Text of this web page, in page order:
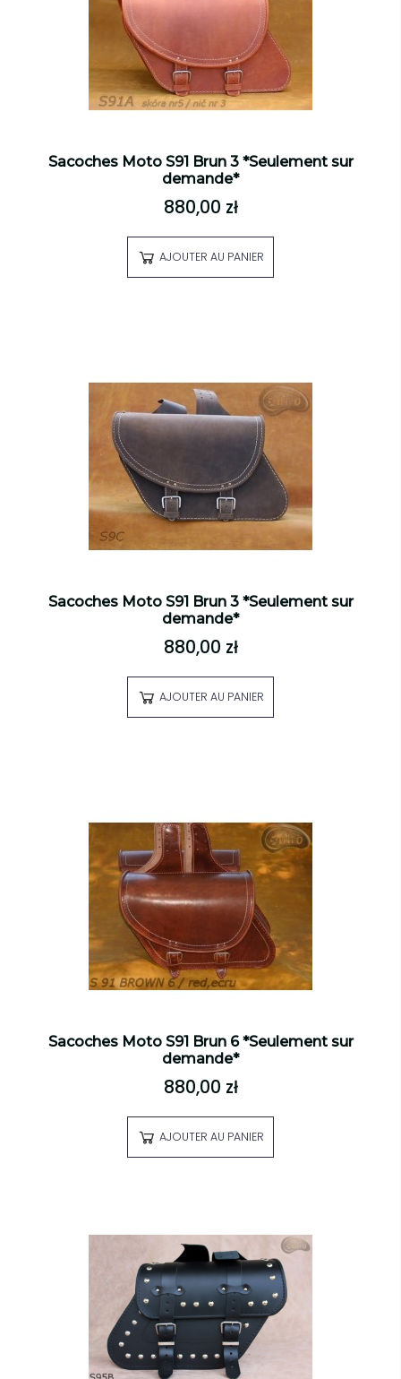
Sacoches Moto S91 Brun 3 *Seulement sur
demande*
880,00 zł
AJOUTER AU PANIER
Sacoches Moto S91 Brun 3 *Seulement sur
demande*
880,00 zł
AJOUTER AU PANIER
Sacoches Moto S91 Brun 6 *Seulement sur
demande*
880,00 zł
AJOUTER AU PANIER